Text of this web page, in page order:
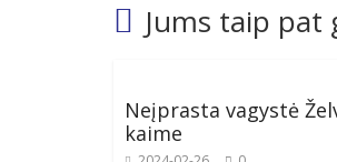
Jums taip
Neįprasta vagystė
kaime